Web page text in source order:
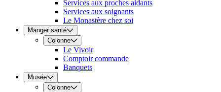
Services aux proches aidants
Services aux soignants
Le Monastère chez soi
Manger santé
Colonne
Le Vivoir
Comptoir commande
Banquets
Musée
Colonne